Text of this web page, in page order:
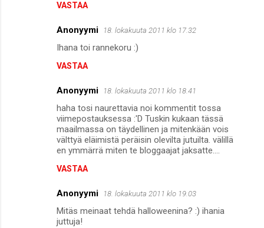
VASTAA
Anonyymi 18. lokakuuta 2011 klo 17.32
Ihana toi rannekoru :)
VASTAA
Anonyymi 18. lokakuuta 2011 klo 18.41
haha tosi naurettavia noi kommentit tossa
viimepostauksessa :'D Tuskin kukaan tässä
maailmassa on täydellinen ja mitenkään vois
välttyä eläimistä peräisin olevilta jutuilta. välillä
en ymmärrä miten te bloggaajat jaksatte....
VASTAA
Anonyymi 18. lokakuuta 2011 klo 19.03
Mitäs meinaat tehdä halloweenina? :) ihania
juttuja!